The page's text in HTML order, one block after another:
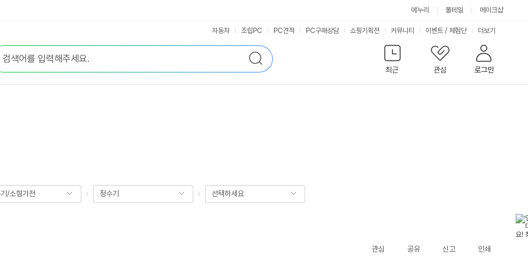
에누리 몰테일 메이크샵
검
색
최근
관심 로그인
자동차 조립PC PC견적 PC구매상담 쇼핑기획전 커뮤니티 이벤트 / 체험단 서
비
스
더보기
/소형가전 정수기 선택하세요
관심 공유 신고 인쇄